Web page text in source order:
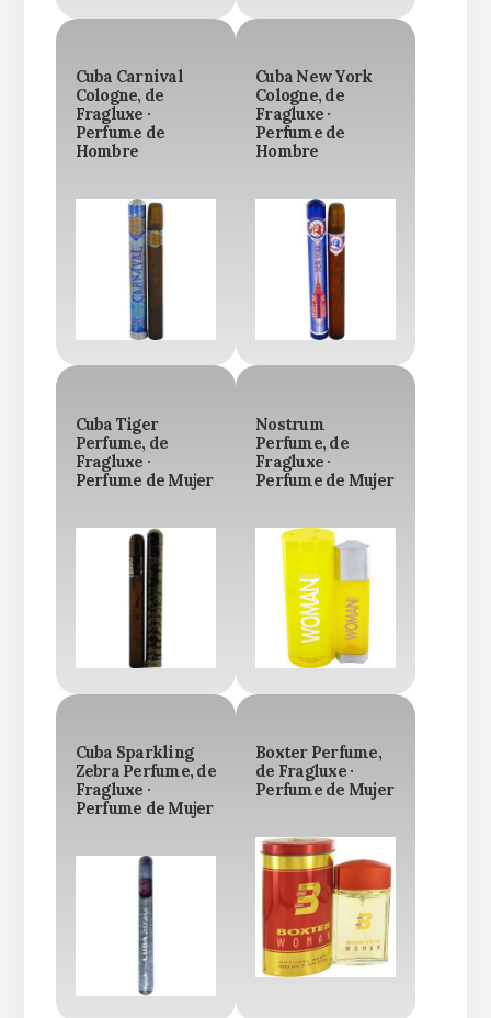
Cuba Carnival
Cologne, de
Fragluxe ·
Perfume de
Hombre
Cuba New York
Cologne, de
Fragluxe ·
Perfume de
Hombre
Cuba Tiger
Perfume, de
Fragluxe ·
Perfume de Mujer
Nostrum
Perfume, de
Fragluxe ·
Perfume de Mujer
Cuba Sparkling
Zebra Perfume, de
Fragluxe ·
Perfume de Mujer
Boxter Perfume,
de Fragluxe ·
Perfume de Mujer